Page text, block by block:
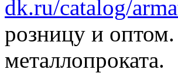
dk.ru/catalog/
розницу и
металлопроката.